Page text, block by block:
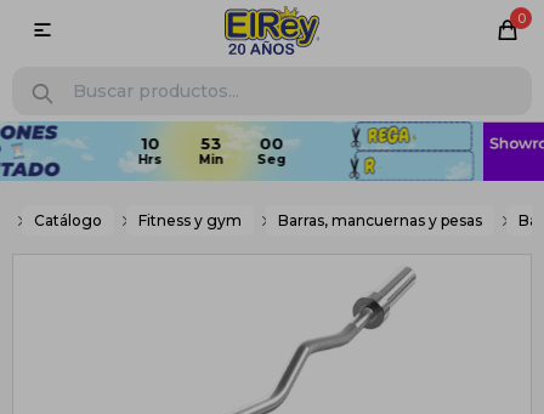
0

Catálogo Fitness y gym Barras, mancuernas y pesas